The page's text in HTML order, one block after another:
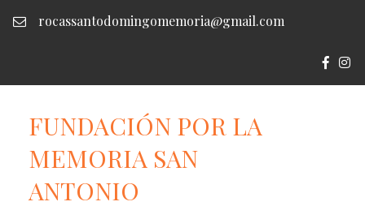
rocassantodomingomemoria@gmail.com
FUNDACIÓN POR LA
MEMORIA SAN
ANTONIO